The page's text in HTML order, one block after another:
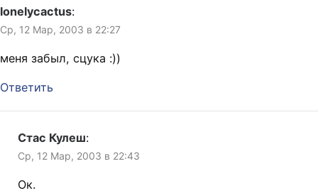
lonelycactus:
Ср, 12 Мар, 2003 в 22:27
меня забыл, сцука :))
Ответить
Стас Кулеш:
Ср, 12 Мар, 2003 в 22:43
Ок.